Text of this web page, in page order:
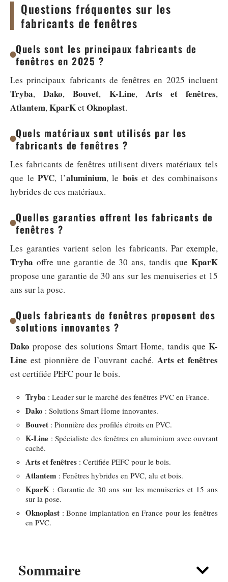
Sommaire
Questions fréquentes sur les
fabricants de fenêtres
Quels sont les principaux fabricants de
fenêtres en 2025 ?
Les principaux fabricants de fenêtres en 2025 incluent
Tryba,Dako,Bouvet, K-Line, Arts et fenêtres,
Atlantem,KparKetOknoplast.
Quels matériaux sont utilisés par les
fabricants de fenêtres ?
Les fabricants de fenêtres utilisent divers matériaux tels
que le PVC, l’aluminium, le bois et des combinaisons
hybrides de ces matériaux.
Quelles garanties offrent les fabricants de
fenêtres ?
Les garanties varient selon les fabricants. Par exemple,
Tryba offre une garantie de 30 ans, tandis que KparK
propose une garantie de 30 ans sur les menuiseries et 15
ans sur la pose.
Quels fabricants de fenêtres proposent des
solutions innovantes ?
Dako propose des solutions Smart Home, tandis que K-
Line est pionnière de l’ouvrant caché. Arts et fenêtres
est certifiée PEFC pour le bois.
Tryba : Leader sur le marché des fenêtres PVC en France.
Dako : Solutions Smart Home innovantes.
Bouvet : Pionnière des profilés étroits en PVC.
K-Line : Spécialiste des fenêtres en aluminium avec ouvrant
caché.
Arts et fenêtres : Certifiée PEFC pour le bois.
Atlantem : Fenêtres hybrides en PVC, alu et bois.
KparK : Garantie de 30 ans sur les menuiseries et 15 ans
sur la pose.
Oknoplast : Bonne implantation en France pour les fenêtres
en PVC.